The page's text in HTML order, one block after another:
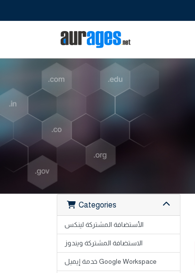
Categories
الأستضافة المشتركة لينكس
الاستضافة المشتركة ويندوز
خدمة إيميل Google Workspace